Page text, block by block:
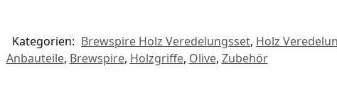
Kategorien: Brewspire Holz Veredelungsset, Holz
Anbauteile, Brewspire, Holzgriffe, Olive, Zubehör